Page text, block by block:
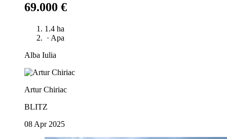
69.000 €
1.4 ha
· Apa
Alba Iulia
Artur Chiriac
BLITZ
08 Apr 2025